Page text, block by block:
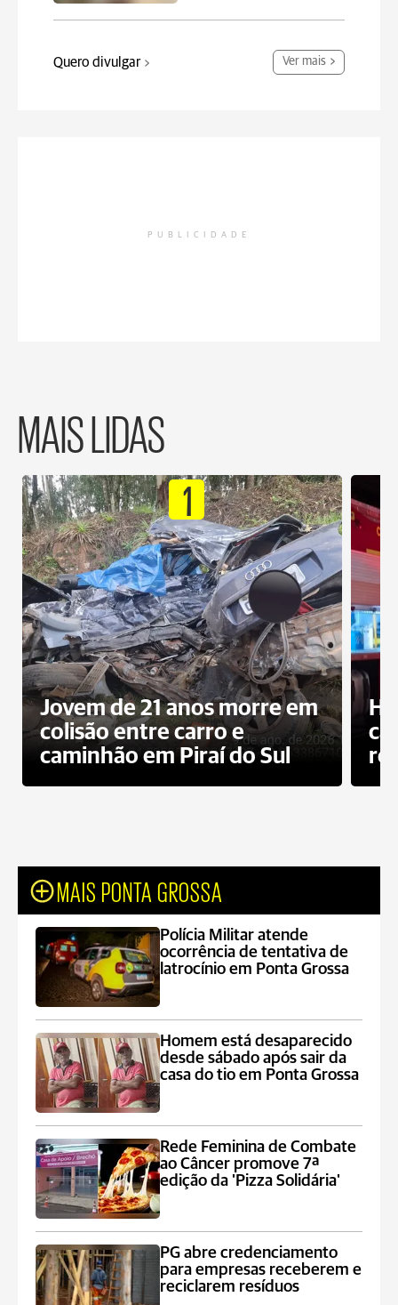
Quero divulgar Ver mais
PUBLICIDADE
MAIS LIDAS
1
Jovem de 21 anos morre em
colisão entre carro e
caminhão em Piraí do Sul
MAIS PONTA GROSSA
Polícia Militar atende
ocorrência de tentativa de
latrocínio em Ponta Grossa
Homem está desaparecido
desde sábado após sair da
casa do tio em Ponta Grossa
Rede Feminina de Combate
ao Câncer promove 7ª
edição da 'Pizza Solidária'
PG abre credenciamento
para empresas receberem e
reciclarem resíduos